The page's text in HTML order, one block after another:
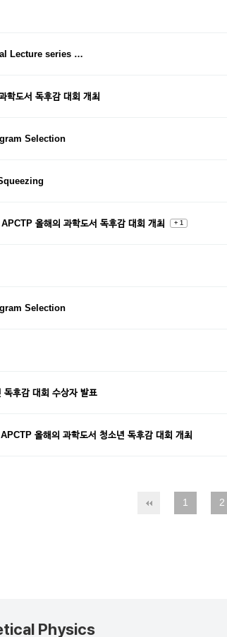
Lecture series …
학도서 독후감 대회 개최
Selection
올해의 과학도서 독후감 대회 개최 + 1
Selection
후감 대회 수상자 발표
올해의 과학도서 청소년 독후감 대회 개최
1 2
Physics